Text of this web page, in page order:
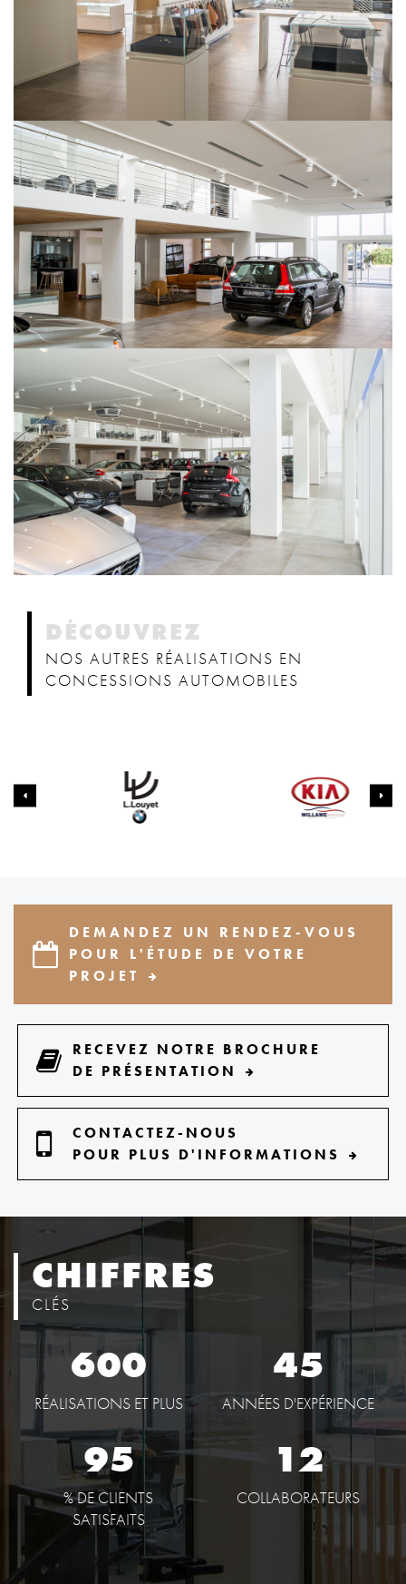
DÉCOUVREZ
NOS AUTRES RÉALISATIONS EN
CONCESSIONS AUTOMOBILES
DEMANDEZ UN RENDEZ-VOUS
POUR L'ÉTUDE DE VOTRE
PROJET
RECEVEZ NOTRE BROCHURE
DE PRÉSENTATION
CONTACTEZ-NOUS
POUR PLUS D'INFORMATIONS
CHIFFRES
CLÉS
600
RÉALISATIONS ET PLUS
45
ANNÉES D'EXPÉRIENCE
95
% DE CLIENTS
SATISFAITS
12
COLLABORATEURS